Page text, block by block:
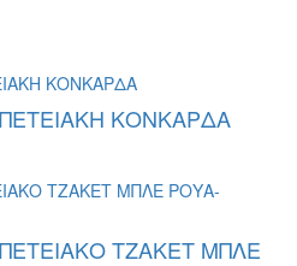
ΚΟΝΚΑΡΔΑ
ΤΖΑΚΕΤ ΜΠΛΕ